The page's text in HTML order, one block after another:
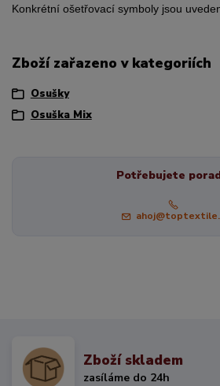
Konkrétní ošetřovací symboly jsou
Zboží zařazeno v kategoriích
Osušky
Osuška Mix
Potřebujete
Zboží skladem
zasíláme do 24h